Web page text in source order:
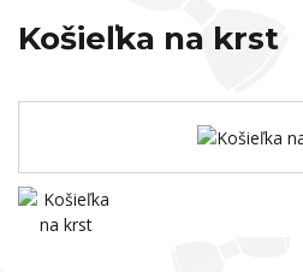
Košieľka na krst